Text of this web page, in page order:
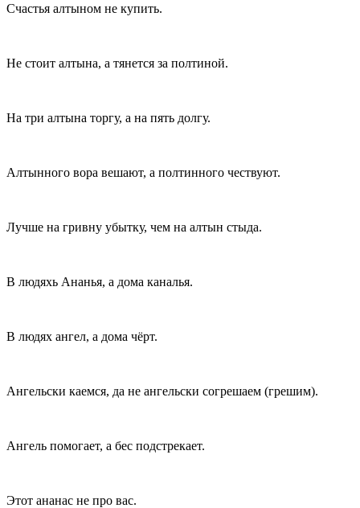
Счастья алтыном не купить.
Не стоит алтына, а тянется за полтиной.
На три алтына торгу, а на пять долгу.
Алтынного вора вешают, а полтинного чествуют.
Лучше на гривну убытку, чем на алтын стыда.
В людяхь Ананья, а дома каналья.
В людях ангел, а дома чёрт.
Ангельски каемся, да не ангельски согрешаем (грешим).
Ангель помогает, а бес подстрекает.
Этот ананас не про вас.